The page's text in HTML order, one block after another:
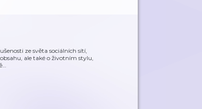
ze světa sociálních sítí,
ale také o životním stylu,
…